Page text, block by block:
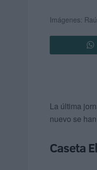
Imágenes:
La última
nuevo se
Caseta